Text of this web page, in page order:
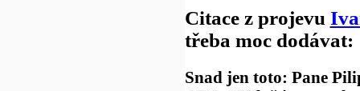
Citace z projevu
třeba moc dodávat:
Snad jen toto: Pane